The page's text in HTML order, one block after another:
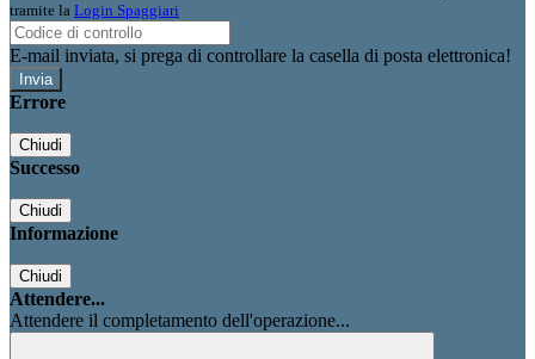
tramite la Login Spaggiari
E-mail inviata, si prega di controllare la casella di posta elettronica!
Errore
Chiudi
Successo
Chiudi
Informazione
Chiudi
Attendere...
Attendere il completamento dell'operazione...